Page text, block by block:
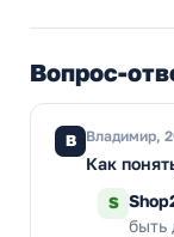
Вопрос-
В Владимир,
Как
S
быть